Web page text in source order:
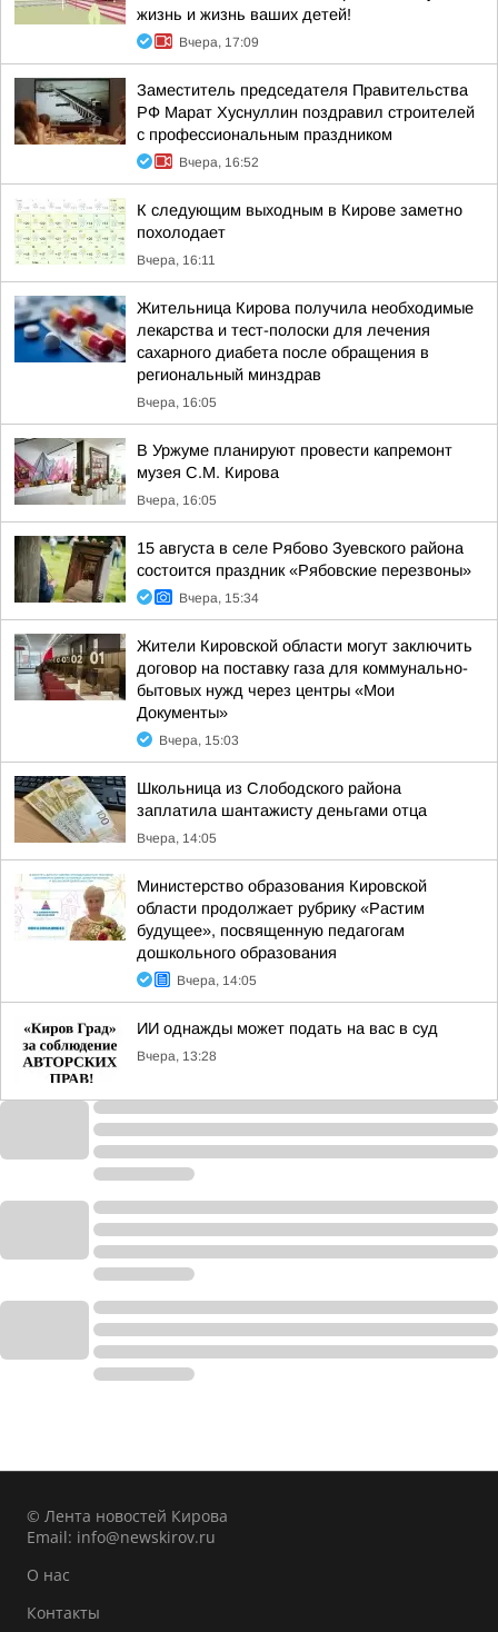
жизнь и жизнь ваших детей!
Вчера, 17:09
Заместитель председателя Правительства
РФ Марат Хуснуллин поздравил строителей
с профессиональным праздником
Вчера, 16:52
К следующим выходным в Кирове заметно
похолодает
Вчера, 16:11
Жительница Кирова получила необходимые
лекарства и тест-полоски для лечения
сахарного диабета после обращения в
региональный минздрав
Вчера, 16:05
В Уржуме планируют провести капремонт
музея С.М. Кирова
Вчера, 16:05
15 августа в селе Рябово Зуевского района
состоится праздник «Рябовские перезвоны»
Вчера, 15:34
Жители Кировской области могут заключить
договор на поставку газа для коммунально-
бытовых нужд через центры «Мои
Документы»
Вчера, 15:03
Школьница из Слободского района
заплатила шантажисту деньгами отца
Вчера, 14:05
Министерство образования Кировской
области продолжает рубрику «Растим
будущее», посвященную педагогам
дошкольного образования
Вчера, 14:05
ИИ однажды может подать на вас в суд
Вчера, 13:28
© Лента новостей Кирова
Email: info@newskirov.ru
О нас
Контакты